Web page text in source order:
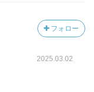
フォロー
2025.03.02